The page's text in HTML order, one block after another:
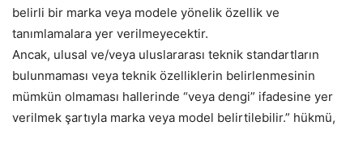
belirli bir marka veya modele yönelik özellik ve
tanımlamalara yer verilmeyecektir.
Ancak, ulusal ve/veya uluslararası teknik standartların
bulunmaması veya teknik özelliklerin belirlenmesinin
mümkün olmaması hallerinde “veya dengi” ifadesine yer
verilmek şartıyla marka veya model belirtilebilir.” hükmü,